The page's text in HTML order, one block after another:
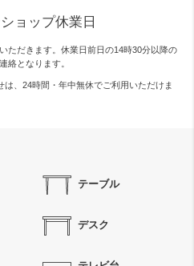
ョップ休業日
ただきます。休業日前日の14時30分以降の
絡となります。
、 24時間・年中無休でご利用いただけま
テーブル
デスク